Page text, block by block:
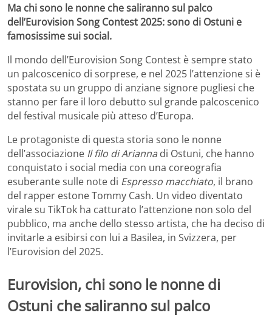
Ma chi sono le nonne che saliranno sul palco
dell’Eurovision Song Contest 2025: sono di Ostuni e
famosissime sui social.
Il mondo dell’Eurovision Song Contest è sempre stato
un palcoscenico di sorprese, e nel 2025 l’attenzione si è
spostata su un gruppo di anziane signore pugliesi che
stanno per fare il loro debutto sul grande palcoscenico
del festival musicale più atteso d’Europa.
Le protagoniste di questa storia sono le nonne
dell’associazione Il filo di Arianna di Ostuni, che hanno
conquistato i social media con una coreografia
esuberante sulle note di Espresso macchiato, il brano
del rapper estone Tommy Cash. Un video diventato
virale su TikTok ha catturato l’attenzione non solo del
pubblico, ma anche dello stesso artista, che ha deciso di
invitarle a esibirsi con lui a Basilea, in Svizzera, per
l’Eurovision del 2025.
Eurovision, chi sono le nonne di
Ostuni che saliranno sul palco